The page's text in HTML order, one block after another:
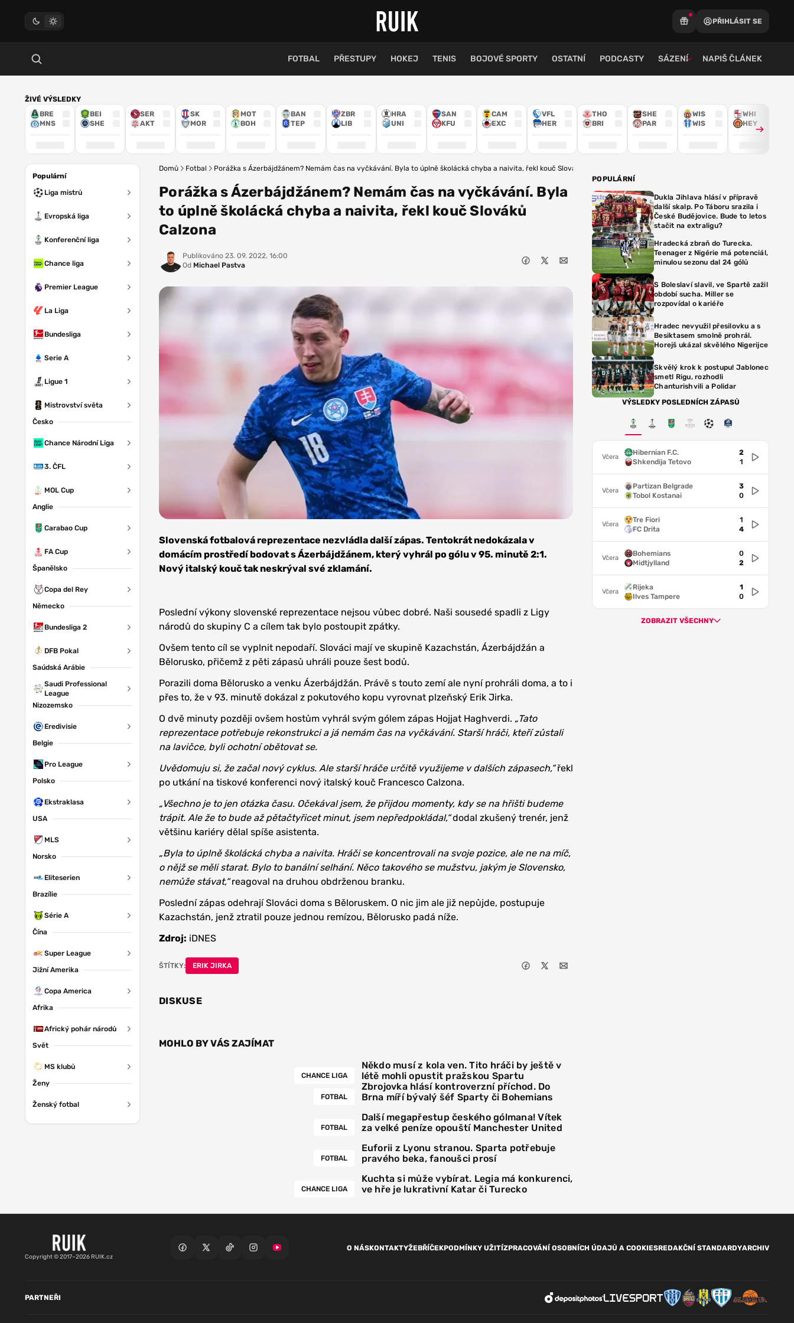
PŘIHLÁSIT SE
FOTBAL PŘESTUPY HOKEJ TENIS BOJOVÉ SPORTY OSTATNÍ PODCASTY SÁZENÍ NAPIŠ ČLÁNEK
ŽIVÉ VÝSLEDKY
BRE
MNS
BEI
SHE
SER
AKT
SK
MOR
MOT
BOH
BAN
TEP
ZBR
LIB
HRA
UNI
SAN
KFU
CAM
EXC
VFL
HER
THO
BRI
SHE
PAR
WIS
WIS
WHI
HEY
Populární
Liga mistrů
Evropská liga
Konferenční liga
Chance liga
Premier League
La Liga
Bundesliga
Serie A
Ligue 1
Mistrovství světa
Česko
Chance Národní Liga
3. ČFL
MOL Cup
Anglie
Carabao Cup
FA Cup
Španělsko
Copa del Rey
Německo
Bundesliga 2
DFB Pokal
Saúdská Arábie
Saudi Professional
League
Nizozemsko
Eredivisie
Belgie
Pro League
Polsko
Ekstraklasa
USA
MLS
Norsko
Eliteserien
Brazílie
Série A
Čína
Super League
Jižní Amerika
Copa America
Afrika
Africký pohár národů
Svět
MS klubů
Ženy
Ženský fotbal
Domů Fotbal Porážka s Ázerbájdžánem? Nemám čas na vyčkávání. Byla to úplně školácká chyba a naivita, řekl kouč Slováků Calzona
Porážka s Ázerbájdžánem? Nemám čas na vyčkávání. Byla
to úplně školácká chyba a naivita, řekl kouč Slováků
Calzona
Publikováno 23. 09. 2022, 16:00
Od Michael Pastva
Viktoria Plzeň
Slovenská fotbalová reprezentace nezvládla další zápas. Tentokrát nedokázala v
domácím prostředí bodovat s Ázerbájdžánem, který vyhrál po gólu v 95. minutě 2:1.
Nový italský kouč tak neskrýval své zklamání.
Poslední výkony slovenské reprezentace nejsou vůbec dobré. Naši sousedé spadli z Ligy
národů do skupiny C a cílem tak bylo postoupit zpátky.
Ovšem tento cíl se vyplnit nepodaří. Slováci mají ve skupině Kazachstán, Ázerbájdžán a
Bělorusko, přičemž z pěti zápasů uhráli pouze šest bodů.
Porazili doma Bělorusko a venku Ázerbájdžán. Právě s touto zemí ale nyní prohráli doma, a to i
přes to, že v 93. minutě dokázal z pokutového kopu vyrovnat plzeňský Erik Jirka.
O dvě minuty později ovšem hostům vyhrál svým gólem zápas Hojjat Haghverdi. „Tato
reprezentace potřebuje rekonstrukci a já nemám čas na vyčkávání. Starší hráči, kteří zůstali
na lavičce, byli ochotní obětovat se.
Uvědomuju si, že začal nový cyklus. Ale starší hráče určitě využijeme v dalších zápasech,“řekl
po utkání na tiskové konferenci nový italský kouč Francesco Calzona.
„Všechno je to jen otázka času. Očekával jsem, že přijdou momenty, kdy se na hřišti budeme
trápit. Ale že to bude až pětačtyřicet minut, jsem nepředpokládal,“dodal zkušený trenér, jenž
většinu kariéry dělal spíše asistenta.
„Byla to úplně školácká chyba a naivita. Hráči se koncentrovali na svoje pozice, ale ne na míč,
o nějž se měli starat. Bylo to banální selhání. Něco takového se mužstvu, jakým je Slovensko,
nemůže stávat,“reagoval na druhou obdrženou branku.
Poslední zápas odehrají Slováci doma s Běloruskem. O nic jim ale již nepůjde, postupuje
Kazachstán, jenž ztratil pouze jednou remízou, Bělorusko padá níže.
Zdroj: iDNES
ŠTÍTKY: ERIK JIRKA
DISKUSE
MOHLO BY VÁS ZAJÍMAT
CHANCE LIGA
Někdo musí z kola ven. Tito hráči by ještě v
létě mohli opustit pražskou Spartu
FOTBAL
Zbrojovka hlásí kontroverzní příchod. Do
Brna míří bývalý šéf Sparty či Bohemians
FOTBAL
Další megapřestup českého gólmana! Vítek
za velké peníze opouští Manchester United
FOTBAL
Euforii z Lyonu stranou. Sparta potřebuje
pravého beka, fanoušci prosí
CHANCE LIGA
Kuchta si může vybírat. Legia má konkurenci,
ve hře je lukrativní Katar či Turecko
POPULÁRNÍ
Dukla Jihlava hlásí v přípravě
další skalp. Po Táboru srazila i
České Budějovice. Bude to letos
stačit na extraligu?
Hradecká zbraň do Turecka.
Teenager z Nigérie má potenciál,
minulou sezonu dal 24 gólů
S Boleslaví slavil, ve Spartě zažil
období sucha. Miller se
rozpovídal o kariéře
Hradec nevyužil přesilovku a s
Besiktasem smolně prohrál.
Horejš ukázal skvělého Nigerijce
Skvělý krok k postupu! Jablonec
smetl Rigu, rozhodli
Chanturishvili a Polidar
VÝSLEDKY POSLEDNÍCH ZÁPASŮ
Včera
Hibernian F.C.
Shkendija Tetovo
2
1
Včera
Partizan Belgrade
Tobol Kostanai
3
0
Včera
Tre Fiori
FC Drita
1
4
Včera
Bohemians
Midtjylland
0
2
Včera
Rijeka
Ilves Tampere
1
0
ZOBRAZIT VŠECHNY
Copyright © 2017–2026 RUIK.cz
O NÁSKONTAKTYŽEBŘÍČEKPODMÍNKY UŽITÍZPRACOVÁNÍ OSOBNÍCH ÚDAJŮ A COOKIESREDAKČNÍ STANDARDYARCHIV
PARTNEŘI